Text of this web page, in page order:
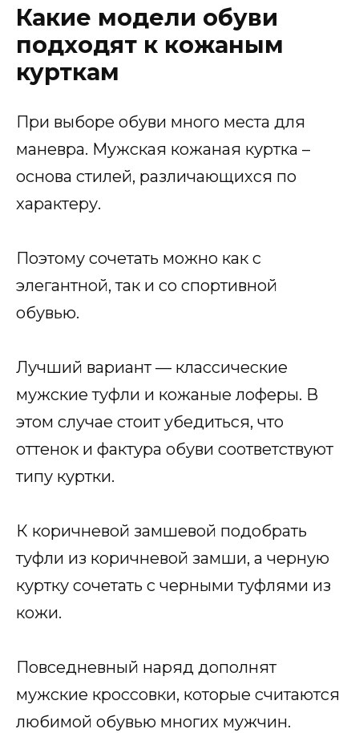
Какие модели обуви
подходят к кожаным
курткам
При выборе обуви много места для
маневра. Мужская кожаная куртка –
основа стилей, различающихся по
характеру.
Поэтому сочетать можно как с
элегантной, так и со спортивной
обувью.
Лучший вариант — классические
мужские туфли и кожаные лоферы. В
этом случае стоит убедиться, что
оттенок и фактура обуви соответствуют
типу куртки.
К коричневой замшевой подобрать
туфли из коричневой замши, а черную
куртку сочетать с черными туфлями из
кожи.
Повседневный наряд дополнят
мужские кроссовки, которые считаются
любимой обувью многих мужчин.